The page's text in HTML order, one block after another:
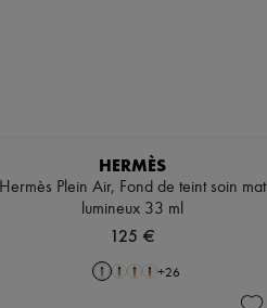
HERMÈS
Hermès Plein Air, Fond de teint soin mat
lumineux 33 ml
125 €
+26